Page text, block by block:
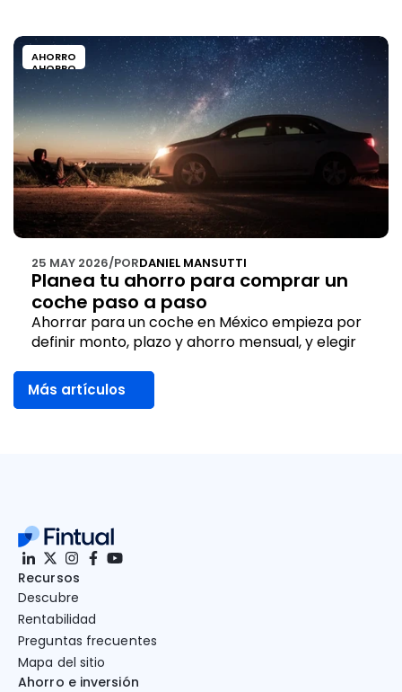
AHORRO
AHORRO
25 MAY 2026/PORDANIEL MANSUTTI
Planea tu ahorro para comprar un
coche paso a paso
Ahorrar para un coche en México empieza por
definir monto, plazo y ahorro mensual, y elegir
Más artículos
Más artículos
Recursos
Descubre
Rentabilidad
Preguntas frecuentes
Mapa del sitio
Ahorro e inversión